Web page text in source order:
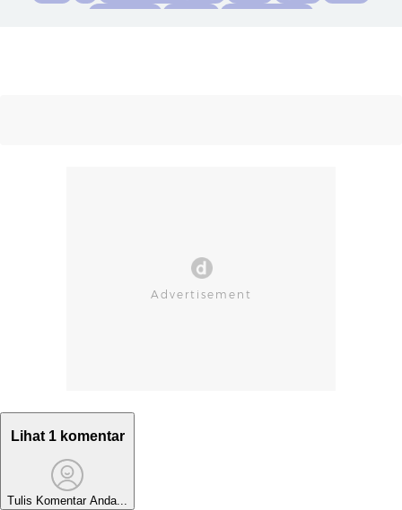
Ransomware Bloatware Keamanan Siber
Lihat 1 komentar
Tulis Komentar Anda...